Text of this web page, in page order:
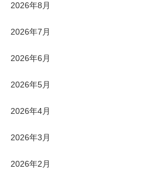
2026年8月
2026年7月
2026年6月
2026年5月
2026年4月
2026年3月
2026年2月